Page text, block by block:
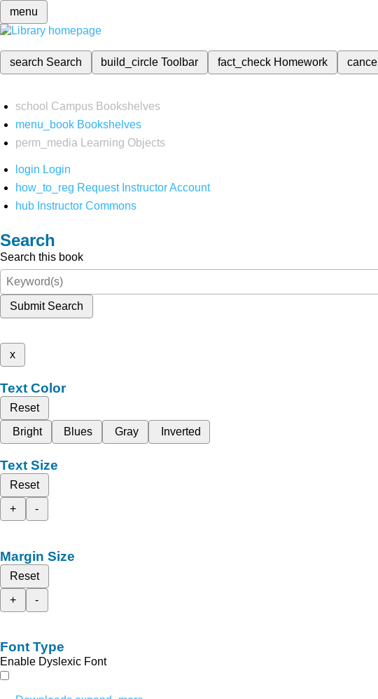
menu
search Search build_circleToolbar fact_check Homework cancel
school Campus Bookshelves
menu_book Bookshelves
perm_media
Learning Objects
login Login
how_to_reg Request Instructor Account
hub Instructor Commons
Search
Search this book
Submit Search
x
Text Color
Reset
Bright
Blues Gray Inverted
Text Size
Reset
+
-
Margin Size
Reset
+
-
Font Type
Enable Dyslexic Font